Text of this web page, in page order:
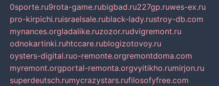
0sporte.ru9rota-game.rubigbad.ru227gp.ruwes-ex.ru
pro-kirpichi.ruisraelsale.rublack-lady.rustroy-db.com
mynances.orgladalike.ruzozor.rudvigremont.ru
odnokartinki.ruhtccare.rublogizotovoy.ru
oysters-digital.ruo-remonte.orgremontdoma.com
myremont.orgportal-remonta.orgvyitikho.rumirjon.ru
superdeutsch.rumycrazystars.rufilosofyfree.com